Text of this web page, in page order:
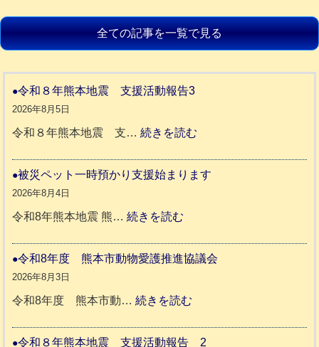
全ての記事を一覧で見る
令和８年熊本地震 支援活動報告3
2026年8月5日
令和８年熊本地震 支…続きを読む
和
本
支
被災ペット一時預かり支援始まります
2026年8月4日
令和8年熊本地震 熊…続きを読む
災
ッ
一
令和8年度 熊本市動物愛護推進協議会
2026年8月3日
令和8年度 熊本市動…続きを読む
和
令和８年熊本地震 支援活動報告 2